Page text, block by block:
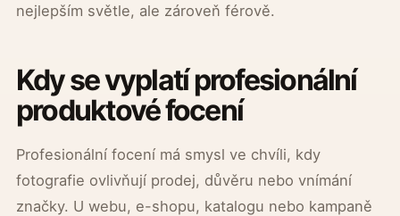
nejlepším světle, ale zároveň férově.
Kdy se vyplatí profesionální
produktové focení
Profesionální focení má smysl ve chvíli, kdy
fotografie ovlivňují prodej, důvěru nebo vnímání
značky. U webu, e-shopu, katalogu nebo kampaně